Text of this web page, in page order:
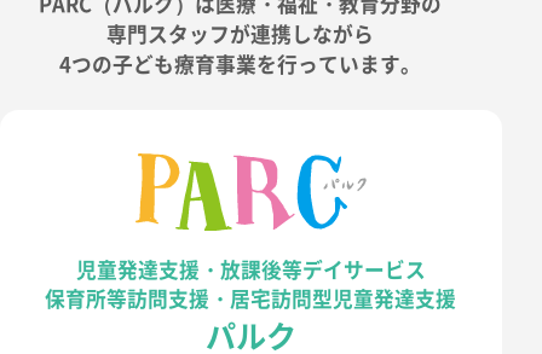
専門スタッフが連携しながら
4つの子ども療育事業を行っています。
児童発達支援・放課後等デイサービス
保育所等訪問支援・居宅訪問型児童発達支援
パルク